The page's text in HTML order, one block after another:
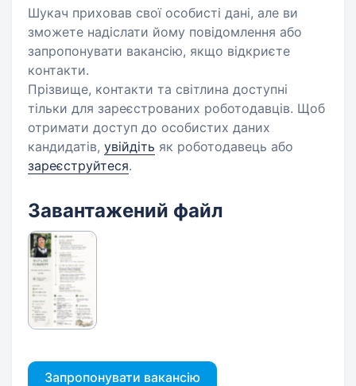
Шукач приховав свої особисті дані, але ви
зможете надіслати йому повідомлення або
запропонувати вакансію, якщо відкриєте
контакти.
Прізвище, контакти та світлина доступні
тільки для зареєстрованих роботодавців. Щоб
отримати доступ до особистих даних
кандидатів, увійдіть як роботодавець або
зареєструйтеся.
Завантажений файл
Запропонувати вакансію